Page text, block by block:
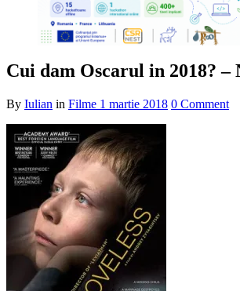
Cui dam Oscarul in 2018? –
By Iulian in Filme 1 martie 2018 0 Comment